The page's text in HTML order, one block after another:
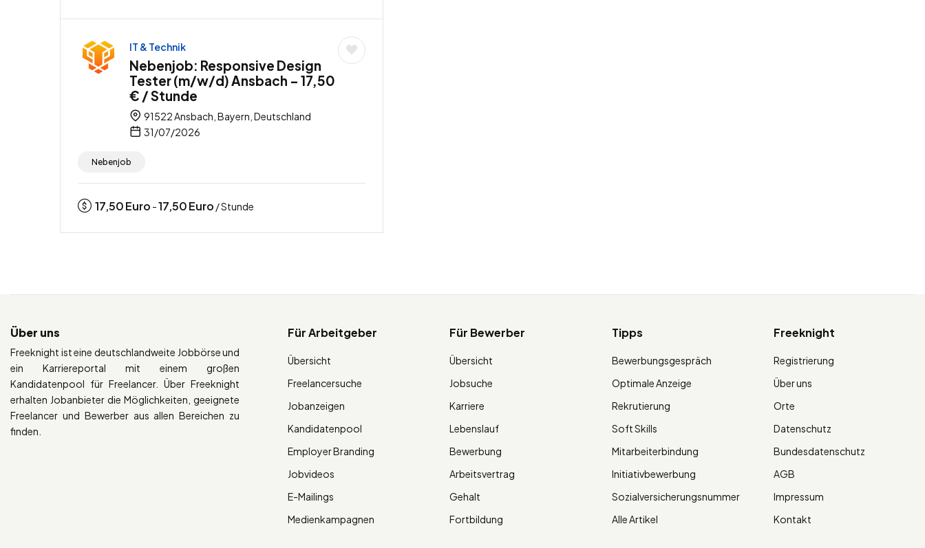
IT & Technik
Nebenjob: Responsive Design
Tester (m/w/d) Ansbach – 17,50
€ / Stunde
91522 Ansbach, Bayern, Deutschland
31/07/2026
Nebenjob
17,50Euro -17,50Euro / Stunde
Über uns
Freeknight ist eine deutschlandweite Jobbörse und
ein Karriereportal mit einem großen
Kandidatenpool für Freelancer. Über Freeknight
erhalten Jobanbieter die Möglichkeiten, geeignete
Freelancer und Bewerber aus allen Bereichen zu
finden.
Für Arbeitgeber
Übersicht
Freelancersuche
Jobanzeigen
Kandidatenpool
Employer Branding
Jobvideos
E-Mailings
Medienkampagnen
Für Bewerber
Übersicht
Jobsuche
Karriere
Lebenslauf
Bewerbung
Arbeitsvertrag
Gehalt
Fortbildung
Tipps
Bewerbungsgespräch
Optimale Anzeige
Rekrutierung
Soft Skills
Mitarbeiterbindung
Initiativbewerbung
Sozialversicherungsnummer
Alle Artikel
Freeknight
Registrierung
Über uns
Orte
Datenschutz
Bundesdatenschutz
AGB
Impressum
Kontakt